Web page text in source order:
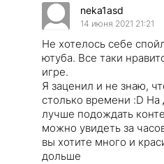
neka1asd
14 июня 2021 21:21
Не хотелось себе
ютуба. Все таки
игре.
Я заценил и не знаю,
столько времени :D На
лучше подождать
можно увидеть за
вы хотите много и
дольше